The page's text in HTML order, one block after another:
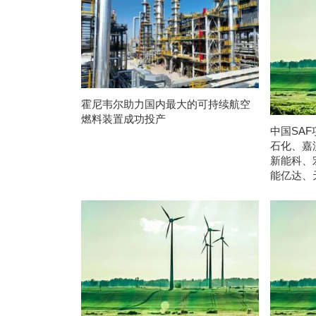
霍尼韦尔助力国内最大的可持续航空
燃料装置成功投产
中国SAF
石化、嘉
新能科、
能亿达、